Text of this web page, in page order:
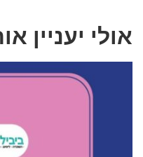
אולי יעניין